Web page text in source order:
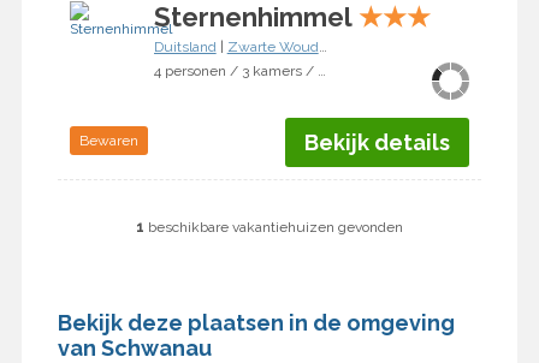
Sternenhimmel ★★★
Duitsland| Zwarte Woud|
4 personen / 3 kamers / 2 slaapkamers
Bewaren Bekijk details
1 beschikbare vakantiehuizen gevonden
Bekijk deze plaatsen in de omgeving
van Schwanau